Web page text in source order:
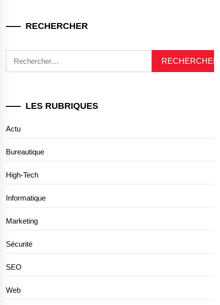
RECHERCHER
LES RUBRIQUES
Actu
Bureautique
High-Tech
Informatique
Marketing
Sécurité
SEO
Web